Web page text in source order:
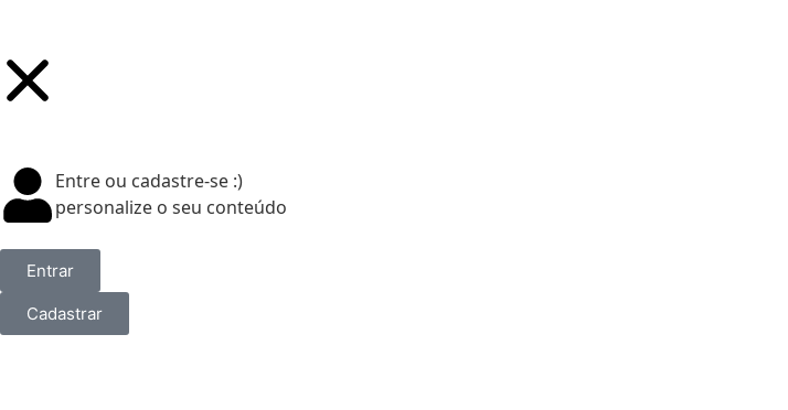
Entre ou cadastre-se :)
personalize o seu conteúdo
Entrar
Cadastrar